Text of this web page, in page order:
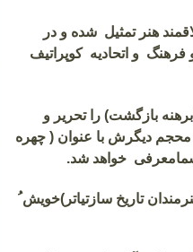
هنر تمثیل شده و در
و اتحادیه کوپراتیف
بازگشت) را تحریر و
دیگرش با عنوان ( چهره
خواهد شد.
تاریخ سازتیاتر)خویش